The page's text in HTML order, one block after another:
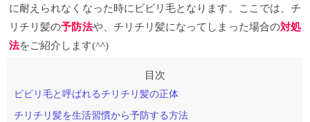
に耐えられなくなった時にビビリ毛となります。ここでは、チ
リチリ髪の予防法や、チリチリ髪になってしまった場合の対処
法をご紹介します(^^)
ビビリ毛と呼ばれるチリチリ髪の正体
チリチリ髪を生活習慣から予防する方法